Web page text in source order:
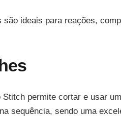
são ideais para reações,
Stitch permite cortar e usar
sequência, sendo uma